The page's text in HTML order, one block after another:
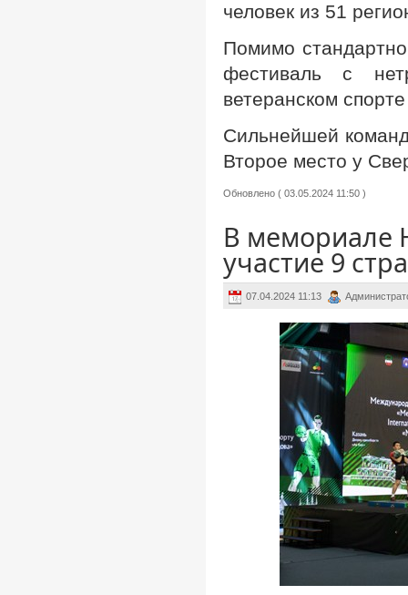
человек из 51
Помимо
фестиваль с
ветеранском
Сильнейшей
Второе место у
Обновлено ( 03.05.2024 11:50 )
В мемориале
участие 9
07.04.2024 11:13